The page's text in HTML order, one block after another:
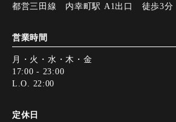
都営三田線 内幸町駅 A1出口 徒歩3分
営業時間
月・火・水・木・金
17:00 - 23:00
L.O. 22:00
定休日